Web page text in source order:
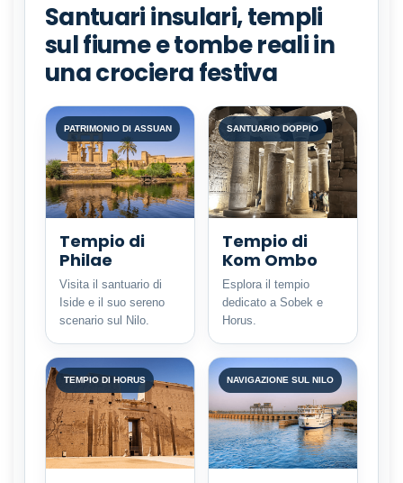
Santuari insulari, templi
sul fiume e tombe reali in
una crociera festiva
PATRIMONIO DI ASSUAN
Tempio di
Philae
Visita il santuario di
Iside e il suo sereno
scenario sul Nilo.
SANTUARIO DOPPIO
Tempio di
Kom Ombo
Esplora il tempio
dedicato a Sobek e
Horus.
TEMPIO DI HORUS NAVIGAZIONE SUL NILO